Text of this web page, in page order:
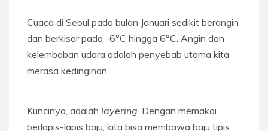
Cuaca di Seoul pada bulan Januari sedikit berangin
dan berkisar pada -6°C hingga 6°C. Angin dan
kelembaban udara adalah penyebab utama kita
merasa kedinginan.
Kuncinya, adalah layering . Dengan memakai
berlapis-lapis baju, kita bisa membawa baju tipis